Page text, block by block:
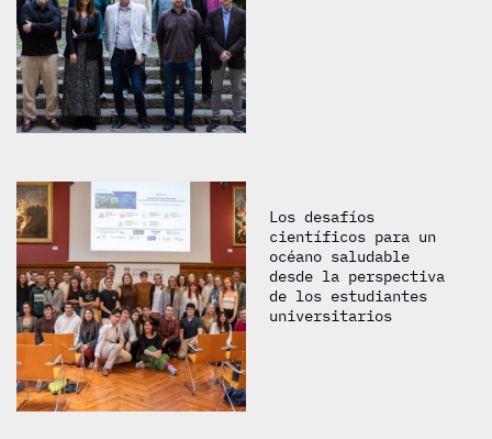
Los desafíos
científicos para un
océano saludable
desde la perspectiva
de los estudiantes
universitarios